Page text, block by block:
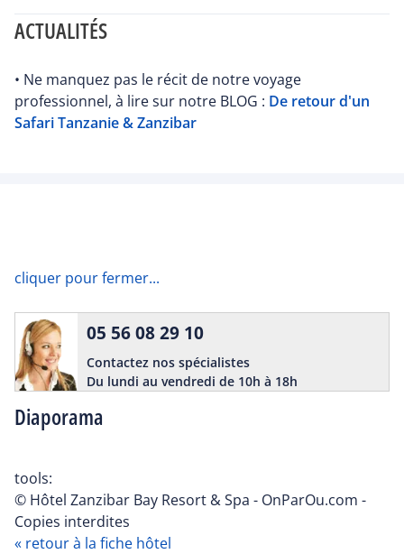
ACTUALITÉS
• Ne manquez pas le récit de notre voyage
professionnel, à lire sur notre BLOG : De retour d'un
Safari Tanzanie & Zanzibar
cliquer pour fermer...
Diaporama
05 56 08 29 10
Contactez nos spécialistes
Du lundi au vendredi de 10h à 18h
tools:
© Hôtel Zanzibar Bay Resort & Spa - OnParOu.com -
Copies interdites
« retour à la fiche hôtel